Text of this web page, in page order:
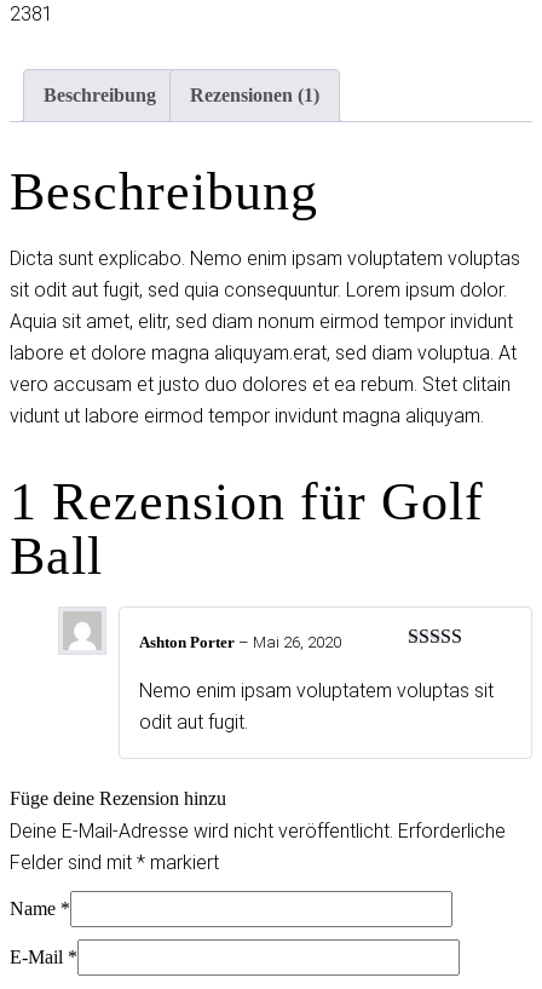
2381
Beschreibung Rezensionen (1)
Beschreibung
Dicta sunt explicabo. Nemo enim ipsam voluptatem voluptas
sit odit aut fugit, sed quia consequuntur. Lorem ipsum dolor.
Aquia sit amet, elitr, sed diam nonum eirmod tempor invidunt
labore et dolore magna aliquyam.erat, sed diam voluptua. At
vero accusam et justo duo dolores et ea rebum. Stet clitain
vidunt ut labore eirmod tempor invidunt magna aliquyam.
1 Rezension für Golf
Ball
mit4von
Ashton Porter – Mai 26, 2020
Nemo enim ipsam voluptatem voluptas sit
odit aut fugit.
Füge deine Rezension hinzu
Deine E-Mail-Adresse wird nicht veröffentlicht. Erforderliche
Felder sind mit * markiert
Name *
E-Mail *